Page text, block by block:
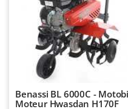
Solidur
Spice Electronics
Spiralmac
Spring Protezione
Spyro
Stanley
Benassi BL 6000C -
Moteur Hwasdan H170F